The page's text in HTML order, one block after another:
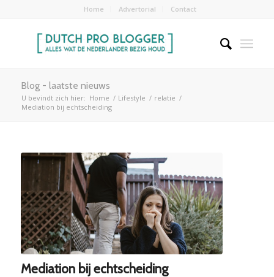
Home Advertorial Contact
Blog - laatste nieuws
U bevindt zich hier: Home / Lifestyle / relatie /
Mediation bij echtscheiding
Mediation bij echtscheiding